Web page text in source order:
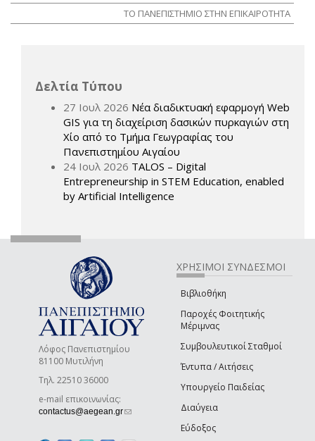
ΤΟ ΠΑΝΕΠΙΣΤΗΜΙΟ ΣΤΗΝ ΕΠΙΚΑΙΡΟΤΗΤΑ
Δελτία Τύπου
27 Ιουλ 2026 Νέα διαδικτυακή εφαρμογή Web
GIS για τη διαχείριση δασικών πυρκαγιών στη
Χίο από το Τμήμα Γεωγραφίας του
Πανεπιστημίου Αιγαίου
24 Ιουλ 2026 TALOS – Digital
Entrepreneurship in STEM Education, enabled
by Artificial Intelligence
Λόφος Πανεπιστημίου
81100 Μυτιλήνη
Τηλ. 22510 36000
e-mail επικοινωνίας:
contactus@aegean.gr(link sends e-mail)
ΧΡΗΣΙΜΟΙ ΣΥΝΔΕΣΜΟΙ
Βιβλιοθήκη
Παροχές Φοιτητικής
Μέριμνας
Συμβουλευτικοί Σταθμοί
Έντυπα / Αιτήσεις
Υπουργείο Παιδείας
Διαύγεια
Εύδοξος